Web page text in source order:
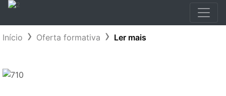
Início Oferta formativa Ler mais